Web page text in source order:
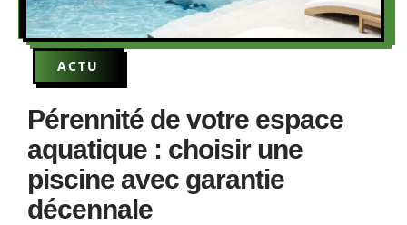
ACTU
Pérennité de votre espace
aquatique : choisir une
piscine avec garantie
décennale